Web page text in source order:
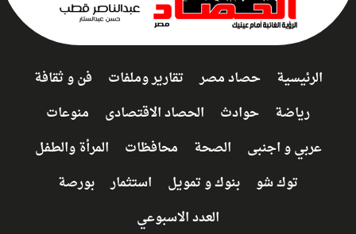
الرئيسية حصاد مصر تقارير وملفات
فن و ثقافة
رياضة
حوادث الحصاد الاقتصادى
منوعات
عربي و اجنبى
الصحة محافظات
المرأة والطفل
توك شو
بنوك و تمويل استثمار
بورصة
العدد الاسبوعي